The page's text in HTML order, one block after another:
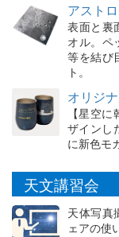
アスト
表面と裏
オル。ペ
等を結び
ト。
オリジ
【星空
ザインし
に新色モ
天文講習会
天体写真
ェアの使